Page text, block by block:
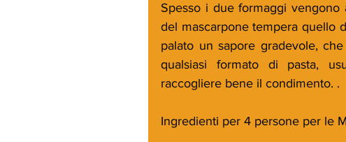
Spesso i due formaggi
del mascarpone tempera quello
palato un sapore gradevole,
qualsiasi formato di pasta,
raccogliere bene il condimento. .
Ingredienti per 4 persone per le